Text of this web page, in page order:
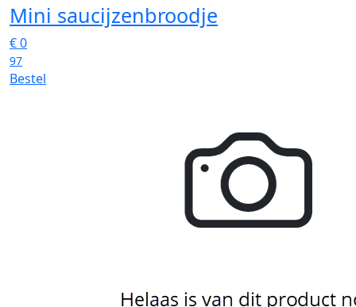
Mini saucijzenbroodje
€0
97
Bestel